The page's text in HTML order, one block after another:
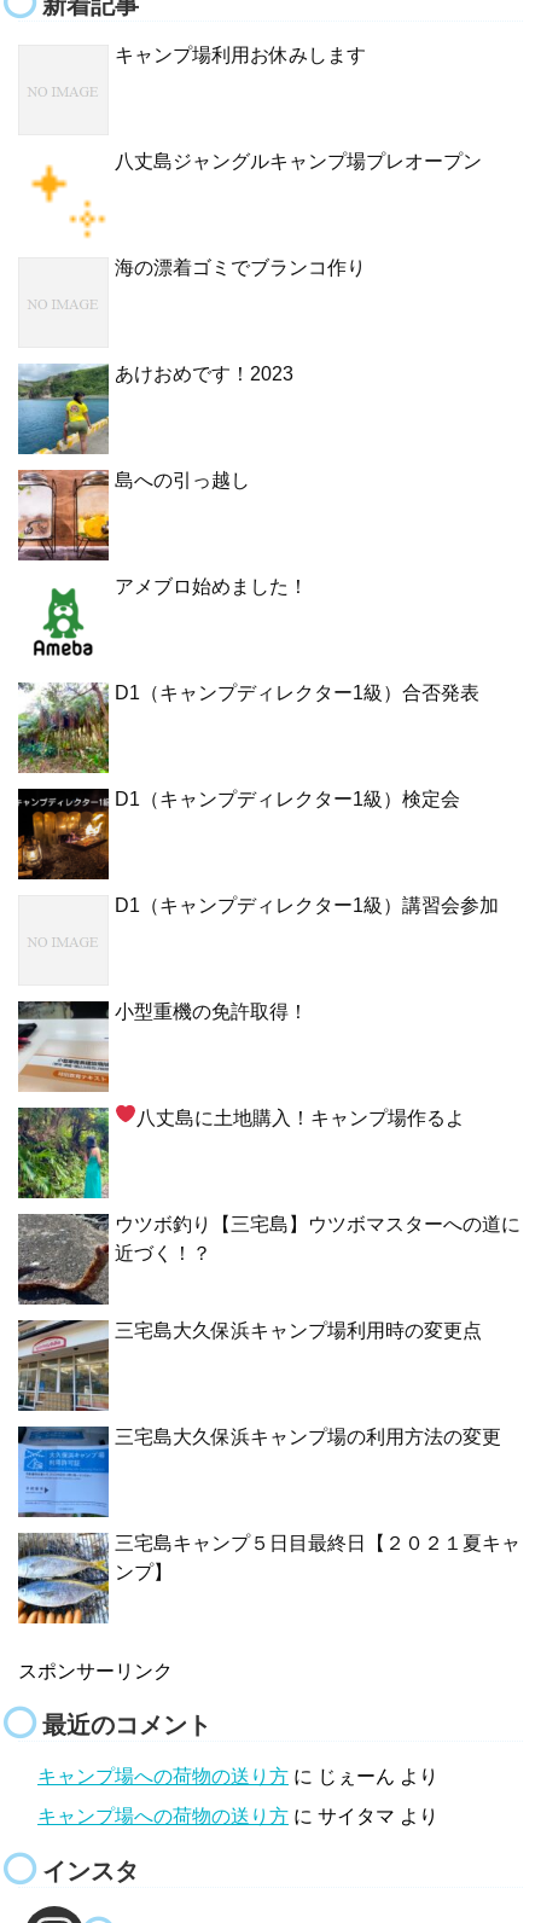
キャンプ場利用お休みします
八丈島ジャングルキャンプ場プレオープン
海の漂着ゴミでブランコ作り
あけおめです！2023
島への引っ越し
アメブロ始めました！
D1（キャンプディレクター1級）合否発表
D1（キャンプディレクター1級）検定会
D1（キャンプディレクター1級）講習会参加
小型重機の免許取得！
八丈島に土地購入！キャンプ場作るよ
ウツボ釣り【三宅島】ウツボマスターへの道に
近づく！？
三宅島大久保浜キャンプ場利用時の変更点
三宅島大久保浜キャンプ場の利用方法の変更
三宅島キャンプ５日目最終日【２０２１夏キャ
ンプ】
スポンサーリンク
最近のコメント
キャンプ場への荷物の送り方 に じぇーん より
キャンプ場への荷物の送り方 に サイタマ より
インスタ